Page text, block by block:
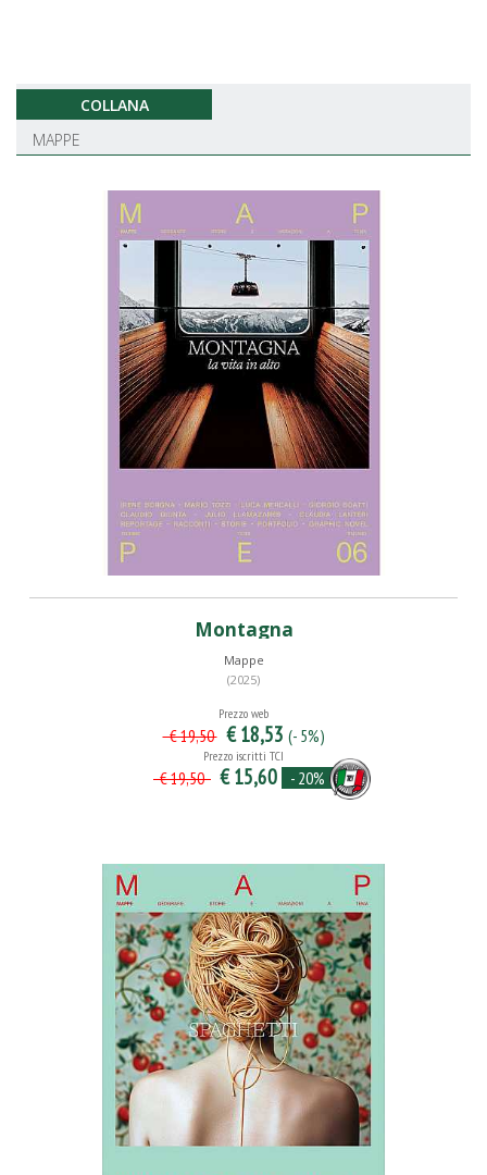
COLLANA
MAPPE
Montagna
Mappe
(2025)
Prezzo web
€ 19,50 € 18,53 (- 5%)
Prezzo iscritti TCI
€ 19,50 € 15,60 - 20%